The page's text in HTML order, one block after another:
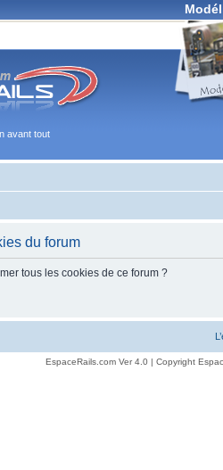
avant tout
du forum
tous les cookies de ce forum ?
EspaceRails.com Ver 4.0 | Copyright